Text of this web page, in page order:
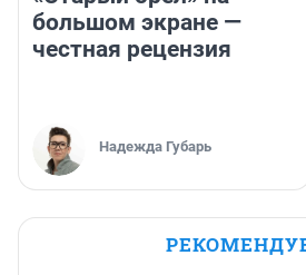
большом экране —
честная рецензия
Надежда Губарь